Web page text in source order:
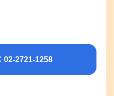
02-2721-1258